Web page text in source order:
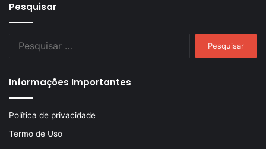
Pesquisar
Informações Importantes
Política de privacidade
Termo de Uso